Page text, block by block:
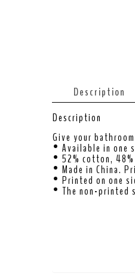
Description
Description
Give your
• Available in one
• 52% cotton,
• Made in China.
• Printed on one
• The non-printed